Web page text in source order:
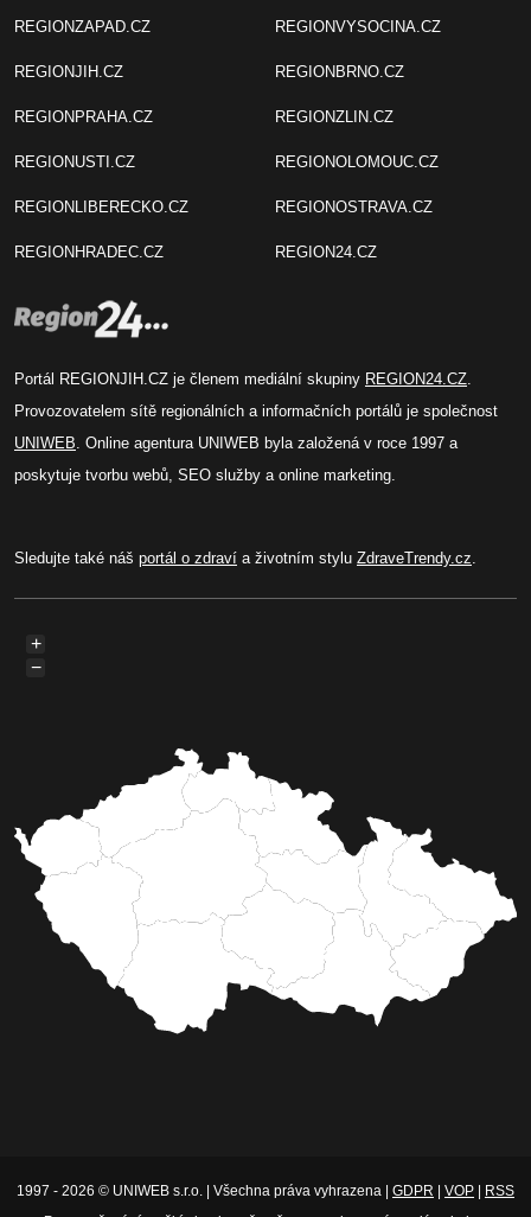
REGIONZAPAD.CZ
REGIONJIH.CZ
REGIONPRAHA.CZ
REGIONUSTI.CZ
REGIONLIBERECKO.CZ
REGIONHRADEC.CZ
REGIONVYSOCINA.CZ
REGIONBRNO.CZ
REGIONZLIN.CZ
REGIONOLOMOUC.CZ
REGIONOSTRAVA.CZ
REGION24.CZ
Portál REGIONJIH.CZ je členem mediální skupiny REGION24.CZ.
Provozovatelem sítě regionálních a informačních portálů je společnost
UNIWEB. Online agentura UNIWEB byla založená v roce 1997 a
poskytuje tvorbu webů, SEO služby a online marketing.
Sledujte také náš portál o zdraví a životním stylu ZdraveTrendy.cz.
+
−
1997 - 2026 © UNIWEB s.r.o. | Všechna práva vyhrazena | GDPR VOP
RSS